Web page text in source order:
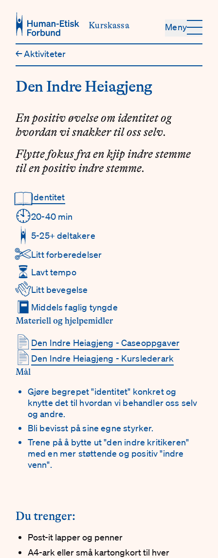
Kurskassa Meny
←Aktiviteter
Den Indre Heiagjeng
En positiv øvelse om identitet og
hvordan vi snakker til oss selv.
Flytte fokus fra en kjip indre stemme
til en positiv indre stemme.
Detaljer
📖Identitet
🕙20-40 min
5-25+ deltakere
✄Litt forberedelser
⏳ Lavt tempo
👋Litt bevegelse
📕 Middels faglig tyngde
Materiell og hjelpemidler
📄 Den Indre Heiagjeng - Caseoppgaver
📄 Den Indre Heiagjeng - Kurslederark
Mål
Gjøre begrepet "identitet" konkret og
knytte det til hvordan vi behandler oss selv
og andre.
Bli bevisst på sine egne styrker.
Trene på å bytte ut "den indre kritikeren"
med en mer støttende og positiv "indre
venn".
#
Du trenger:
Post-it lapper og penner
A4-ark eller små kartongkort til hver